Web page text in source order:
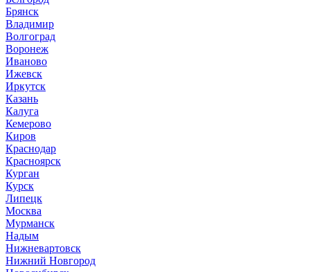
Брянск
Владимир
Волгоград
Воронеж
Иваново
Ижевск
Иркутск
Казань
Калуга
Кемерово
Киров
Краснодар
Красноярск
Курган
Курск
Липецк
Москва
Мурманск
Надым
Нижневартовск
Нижний Новгород